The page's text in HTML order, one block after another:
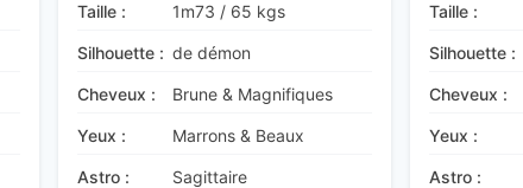
Taille : 1m73 / 65 kgs
Silhouette : de démon
Cheveux : Brune & Magnifiques
Yeux : Marrons & Beaux
Astro : Sagittaire
Taille :
Silhouette :
Cheveux :
Yeux :
Astro :